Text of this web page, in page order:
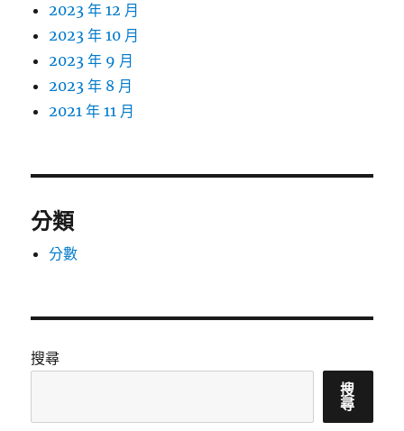
2023 年 12 月
2023 年 10 月
2023 年 9 月
2023 年 8 月
2021 年 11 月
分類
分數
搜尋
搜
尋